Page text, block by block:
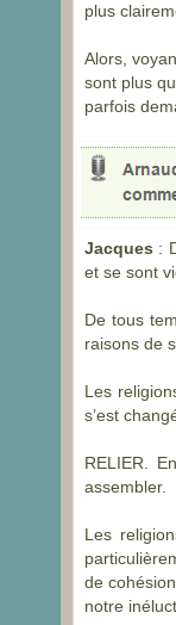
plus
Alors,
sont plus
parfois
Jacques :
et se sont
De tous
raisons de
Les
s’est
RELIER.
assembler.
Les
de
notre